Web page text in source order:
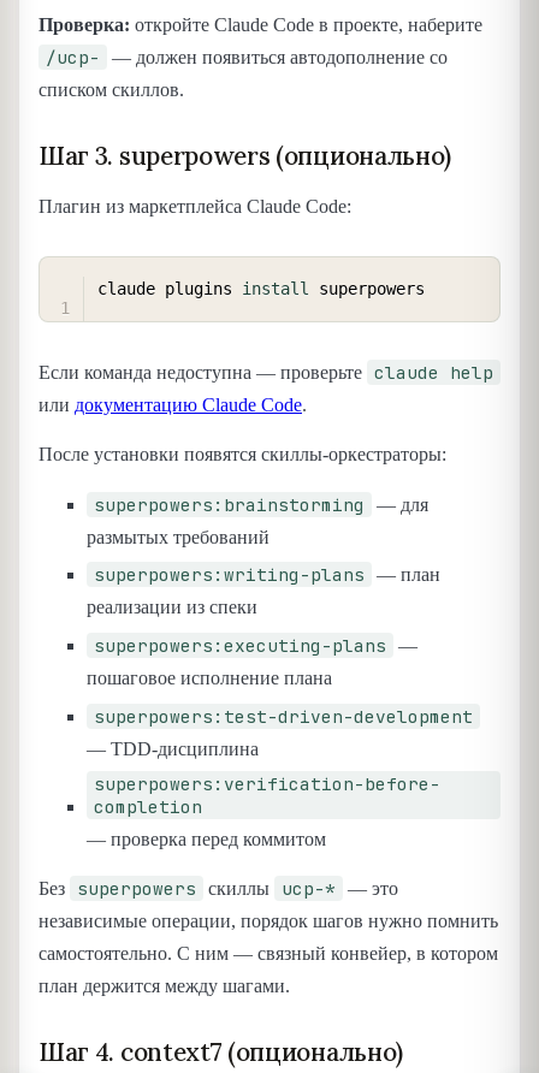
Проверка: откройте Claude Code в проекте, наберите
/ucp-
— должен появиться автодополнение со
списком скиллов.
Шаг 3. superpowers (опционально)
Плагин из маркетплейса Claude Code:
claude plugins install
Если команда недоступна — проверьте claude help
или документацию Claude Code.
После установки появятся скиллы-оркестраторы:
superpowers:brainstorming
— для
размытых требований
superpowers:writing-plans
— план
реализации из спеки
superpowers:executing-plans
—
пошаговое исполнение плана
superpowers:test-driven-development
— TDD-дисциплина
superpowers:verification-before-
completion
— проверка перед коммитом
Без superpowers скиллы ucp-*
— это
независимые операции, порядок шагов нужно помнить
самостоятельно. С ним — связный конвейер, в котором
план держится между шагами.
Шаг 4. context7 (опционально)